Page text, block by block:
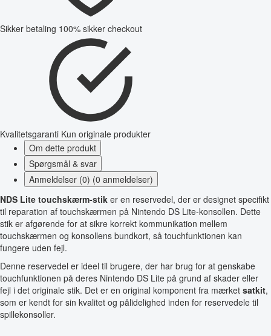
Sikker betaling 100% sikker checkout
Kvalitetsgaranti Kun originale produkter
Om dette produkt
Spørgsmål & svar
Anmeldelser (0) (0 anmeldelser)
NDS Lite touchskærm-stik er en reservedel, der er designet specifikt
til reparation af touchskærmen på Nintendo DS Lite-konsollen. Dette
stik er afgørende for at sikre korrekt kommunikation mellem
touchskærmen og konsollens bundkort, så touchfunktionen kan
fungere uden fejl.
Denne reservedel er ideel til brugere, der har brug for at genskabe
touchfunktionen på deres Nintendo DS Lite på grund af skader eller
fejl i det originale stik. Det er en original komponent fra mærket satkit,
som er kendt for sin kvalitet og pålidelighed inden for reservedele til
spillekonsoller.